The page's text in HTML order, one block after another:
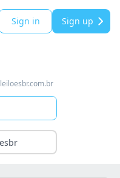
Sign in Sign up
leiloesbr.com.br